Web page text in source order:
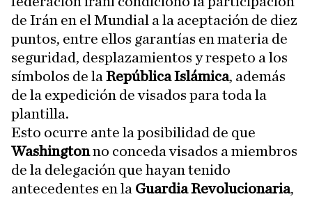
de Irán en el Mundial a la aceptación de diez
puntos, entre ellos garantías en materia de
seguridad, desplazamientos y respeto a los
símbolos de la República Islámica, además
de la expedición de visados para toda la
plantilla.
Esto ocurre ante la posibilidad de que
Washingtonno conceda visados a miembros
de la delegación que hayan tenido
antecedentes en la Guardia Revolucionaria,